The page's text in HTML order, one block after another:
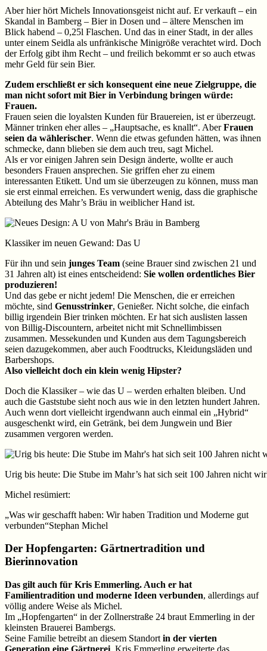
Aber hier hört Michels Innovationsgeist nicht auf. Er verkauft – ein
Skandal in Bamberg – Bier in Dosen und – ältere Menschen im
Blick habend – 0,25l Flaschen. Und das in einer Stadt, in der alles
unter einem Seidla als unfränkische Minigröße verachtet wird. Doch
der Erfolg gibt ihm Recht – und freilich bekommt er so auch etwas
mehr Geld für sein Bier.
Zudem erschließt er sich konsequent eine neue Zielgruppe, die
man nicht sofort mit Bier in Verbindung bringen würde:
Frauen.
Frauen seien die loyalsten Kunden für Brauereien, ist er überzeugt.
Männer trinken eher alles – „Hauptsache, es knallt“. AberFrauen
seien da wählerischer. Wenn die etwas gefunden hätten, was ihnen
schmecke, dann blieben sie dem auch treu, sagt Michel.
Als er vor einigen Jahren sein Design änderte, wollte er auch
besonders Frauen ansprechen. Sie griffen eher zu einem
interessanten Etikett. Und um sie überzeugen zu können, muss man
sie erst einmal erreichen. Es verwundert wenig, dass die graphische
Abteilung des Mahr’s Bräu in weiblicher Hand ist.
Klassiker im neuen Gewand: Das U
Für ihn und sein junges Team (seine Brauer sind zwischen 21 und
31 Jahren alt) ist eines entscheidend: Sie wollen ordentliches Bier
produzieren!
Und das gebe er nicht jedem! Die Menschen, die er erreichen
möchte, sind Genusstrinker, Genießer. Nicht solche, die einfach
billig irgendein Bier trinken möchten. Er hat sich auslisten lassen
von Billig-Discountern, arbeitet nicht mit Schnellimbissen
zusammen. Messekunden und Kunden aus dem Tagungsbereich
seien dazugekommen, aber auch Foodtrucks, Kleidungsläden und
Barbershops.
Also vielleicht doch ein klein wenig Hipster?
Doch die Klassiker – wie das U – werden erhalten bleiben. Und
auch die Gaststube sieht noch aus wie in den letzten hundert Jahren.
Auch wenn dort vielleicht irgendwann auch einmal ein „Hybrid“
ausgeschenkt wird, ein Getränk, bei dem Jungwein und Bier
zusammen vergoren werden.
Urig bis heute: Die Stube im Mahr’s hat sich seit 100 Jahren nicht
Michel resümiert:
„Was wir geschafft haben: Wir haben Tradition und Moderne gut
verbunden“Stephan Michel
Der Hopfengarten: Gärtnertradition und
Bierinnovation
Das gilt auch für Kris Emmerling. Auch er hat
Familientradition und moderne Ideen verbunden, allerdings auf
völlig andere Weise als Michel.
Im „Hopfengarten“ in der Zollnerstraße 24 braut Emmerling in der
kleinsten Brauerei Bambergs.
Seine Familie betreibt an diesem Standort in der vierten
Generation eine Gärtnerei . Kris Emmerling erweiterte das